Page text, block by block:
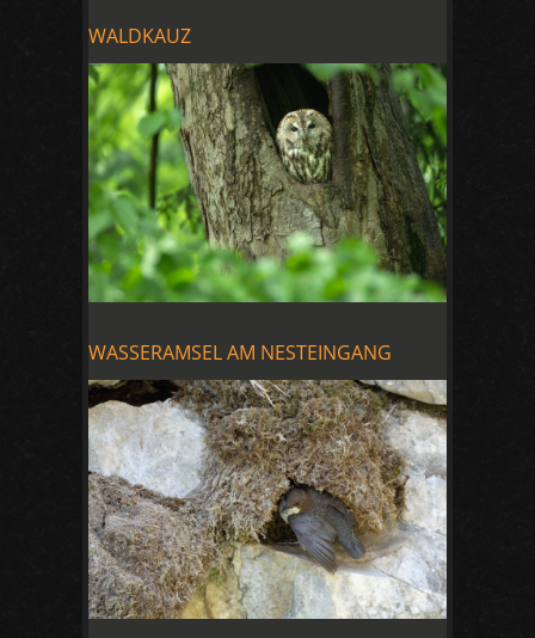
WALDKAUZ
WASSERAMSEL AM NESTEINGANG